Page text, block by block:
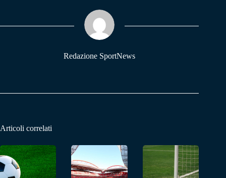
pp m
Redazione SportNews
Articoli correlati